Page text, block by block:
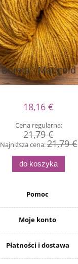
Bureta - Marigold
18,16 €
Cena regularna:
21,79 €
Najniższa cena:21,79 €
do koszyka
Pomoc
Moje konto
Płatności i dostawa